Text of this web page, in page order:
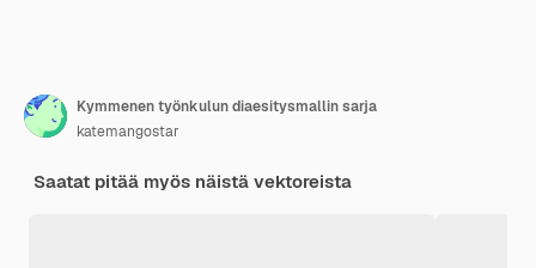
Kymmenen työnkulun diaesitysmallin sarja
katemangostar
Saatat pitää myös näistä vektoreista